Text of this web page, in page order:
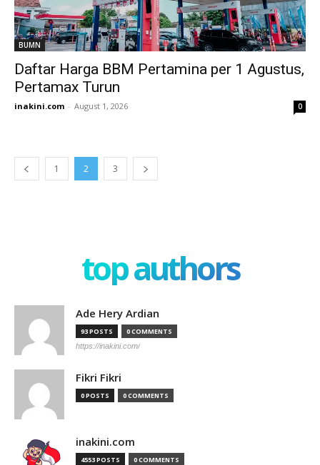
BUMN
Daftar Harga BBM Pertamina per 1 Agustus,
Pertamax Turun
inakini.com - August 1, 2026 0
1 2 3
top authors
Ade Hery Ardian
93 POSTS 0 COMMENTS
https://inakini.com/
Fikri Fikri
0 POSTS 0 COMMENTS
inakini.com
4553 POSTS 0 COMMENTS